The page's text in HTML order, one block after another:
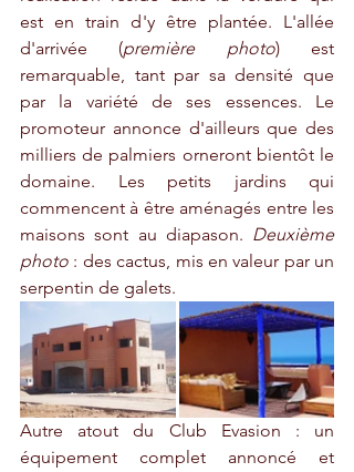
est en train d'y être plantée. L'allée
d'arrivée (première photo) est
remarquable, tant par sa densité que
par la variété de ses essences. Le
promoteur annonce d'ailleurs que des
milliers de palmiers orneront bientôt le
domaine. Les petits jardins qui
commencent à être aménagés entre les
maisons sont au diapason. Deuxième
photo : des cactus, mis en valeur par un
serpentin de galets.
Autre atout du Club Evasion : un
équipement complet annoncé et